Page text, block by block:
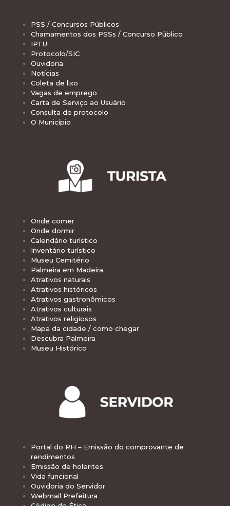
PSS / Concursos Públicos
Chamamentos dos PSSs / Concurso Público
IPTU
Protocolo/SIC
Ouvidoria
Notícias
Coleta de lixo
Vagas de emprego
Carta de Serviço ao Usuário
Consulta de protocolo
O Município
Onde comer
Onde dormir
Calendário turístico
Inventário turístico
Museu Cemitério
Palmeira em Madeira
Atrativos naturais
Atrativos históricos
Atrativos gastronômicos
Atrativos culturais
Atrativos religiosos
Mapa da cidade / como chegar
Descubra Palmeira
Museu Histórico
Portal do RH – Emissão do comprovante de
rendimentos
Emissão de holerites
Vida funcional
Ouvidoria do Servidor
Webmail Prefeitura